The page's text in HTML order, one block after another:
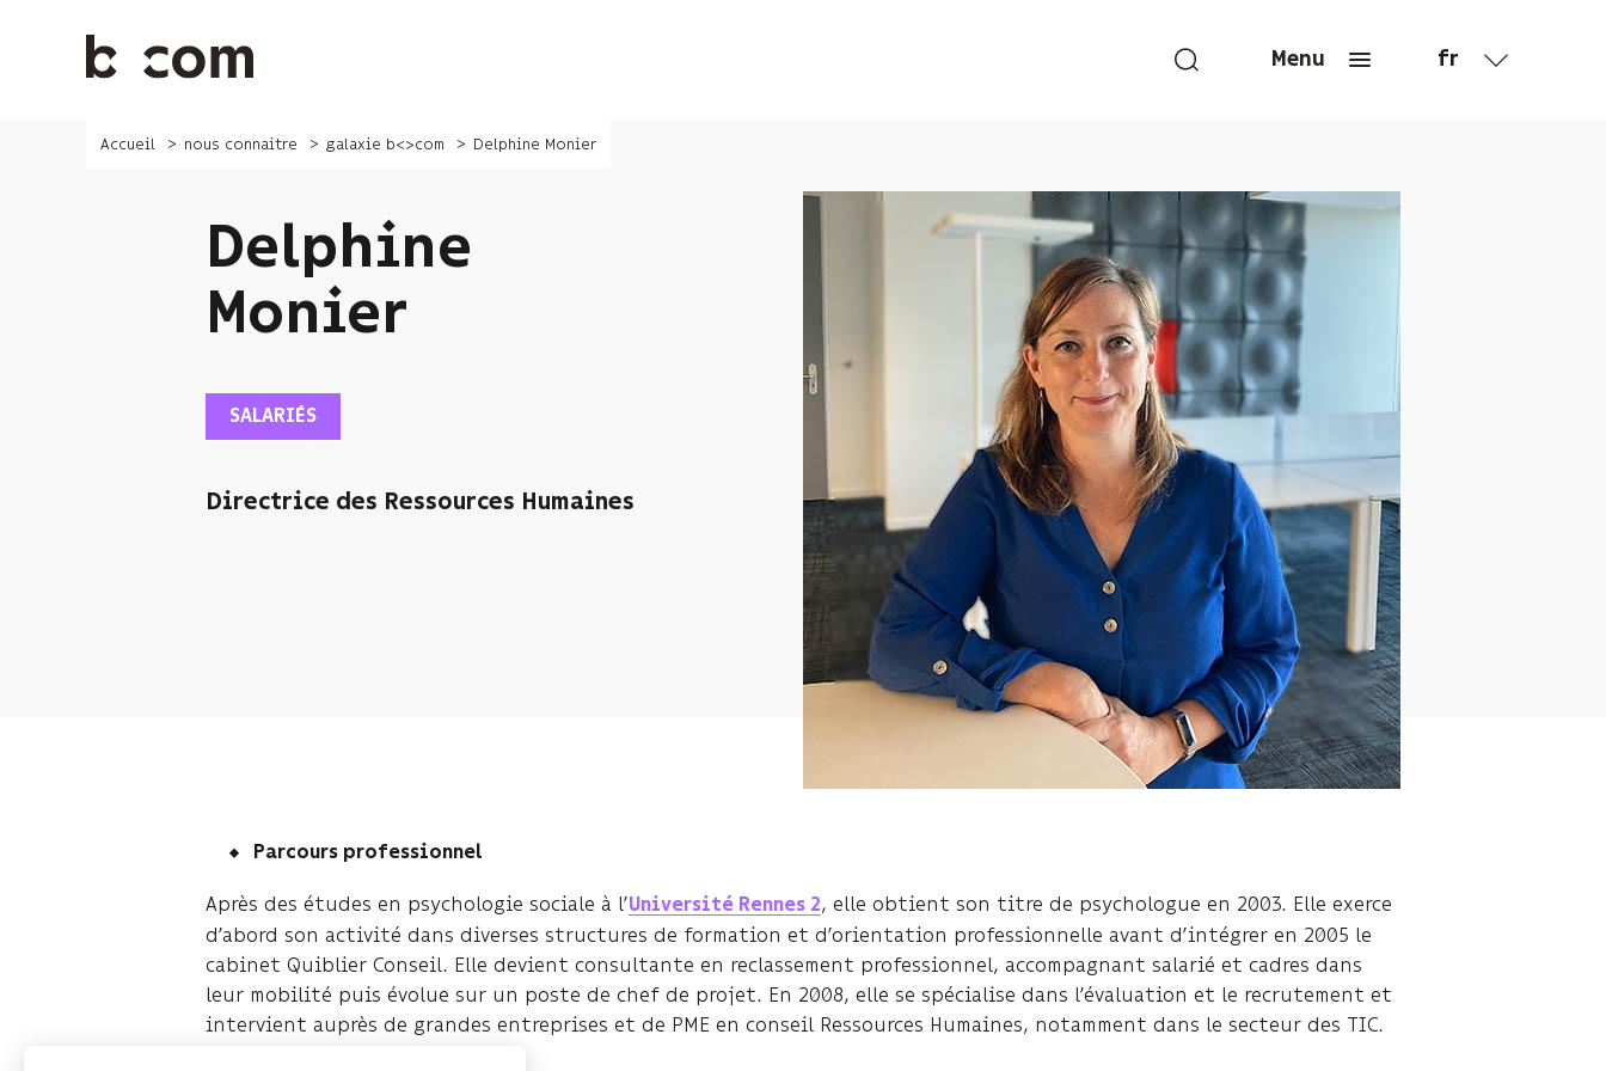
Menu fr
Accueil nous connaitre galaxie b<>com Delphine Monier
Delphine
Monier
SALARIÉS
Directrice des Ressources Humaines
Parcours professionnel
Après des études en psychologie sociale à l’Université Rennes 2, elle obtient son titre de psychologue en 2003. Elle exerce
d’abord son activité dans diverses structures de formation et d’orientation professionnelle avant d’intégrer en 2005 le
cabinet Quiblier Conseil. Elle devient consultante en reclassement professionnel, accompagnant salarié et cadres dans
leur mobilité puis évolue sur un poste de chef de projet. En 2008, elle se spécialise dans l’évaluation et le recrutement et
intervient auprès de grandes entreprises et de PME en conseil Ressources Humaines, notamment dans le secteur des TIC.